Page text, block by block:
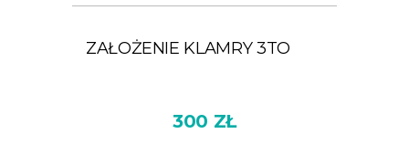
ZAŁOŻENIE KLAMRY 3TO
300 ZŁ